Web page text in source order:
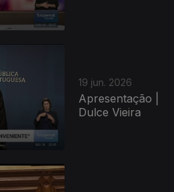
19 jun. 2026
Apresentação |
Dulce Vieira